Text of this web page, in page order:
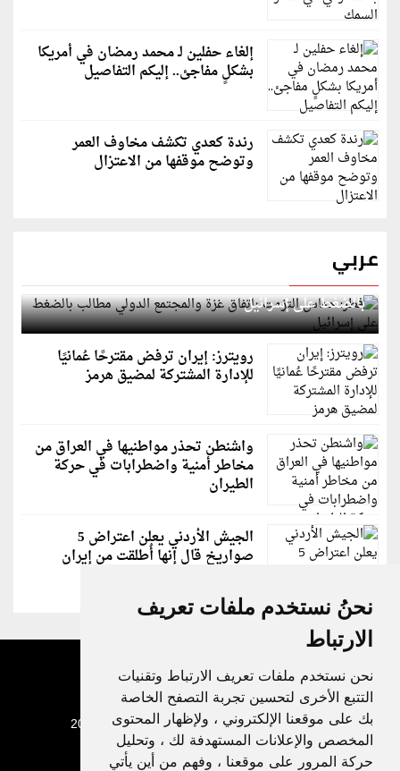
نحنُ نستخدم ملفات تعريف
الارتباط
نحن نستخدم ملفات تعريف الارتباط وتقنيات
التتبع الأخرى لتحسين تجربة التصفح الخاصة
بك على موقعنا الإلكتروني ، ولإظهار المحتوى
المخصص والإعلانات المستهدفة لك ، وتحليل
حركة المرور على موقعنا ، وفهم من أين يأتي
إلغاء حفلين لـ محمد رمضان في أمريكا
بشكلٍ مفاجئ.. إليكم التفاصيل
رندة كعدي تكشف مخاوف العمر
وتوضح موقفها من الاعتزال
عربي
قطر: حماس التزمت باتفاق غزة والمجتمع الدولي مطالب
بالضغط على إسرائيل
رويترز: إيران ترفض مقترحًا عُمانيًا
للإدارة المشتركة لمضيق هرمز
واشنطن تحذر مواطنيها في العراق من
مخاطر أمنية واضطرابات في حركة
الطيران
الجيش الأردني يعلن اعتراض 5
صواريخ قال إنها أُطلقت من إيران
جميع الحقوق محفوظة لدنيا الوطن © 2003 - 2022